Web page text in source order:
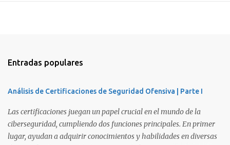
Entradas populares
Análisis de Certificaciones de Seguridad Ofensiva | Parte I
Las certificaciones juegan un papel crucial en el mundo de la
ciberseguridad, cumpliendo dos funciones principales. En primer
lugar, ayudan a adquirir conocimientos y habilidades en diversas